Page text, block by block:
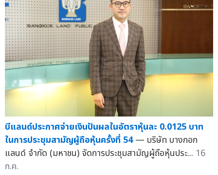
บีแลนด์ประกาศจ่ายเงินปันผลในอัตราหุ้นละ 0.0125 บาท
ในการประชุมสามัญผู้ถือหุ้นครั้งที่ 54 — บริษัท บางกอก
แลนด์ จำกัด (มหาชน) จัดการประชุมสามัญผู้ถือหุ้นประ... 16
ก.ค.